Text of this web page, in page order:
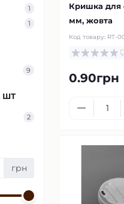
1
1
9
ШТ
2
грн
Кришка для
мм, жовта
Код товару: RT-
0.90грн